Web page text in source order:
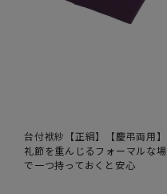
台付袱紗【正絹】【慶弔両用】
礼節を重んじるフォーマルな場
で一つ持っておくと安心